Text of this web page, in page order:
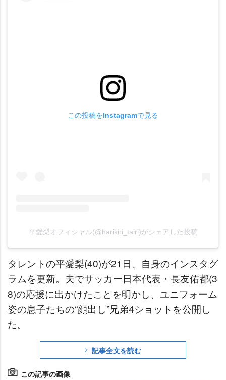
この投稿をInstagramで見る
平愛梨オフィシャル(@harikiri_tairi)がシェアした投稿
タレントの平愛梨(40)が21日、自身のインスタグ
ラムを更新。夫でサッカー日本代表・長友佑都(3
8)の応援に出かけたことを明かし、ユニフォーム
姿の息子たちの“顔出し”兄弟4ショットを公開し
た。
記事全文を読む
この記事の画像